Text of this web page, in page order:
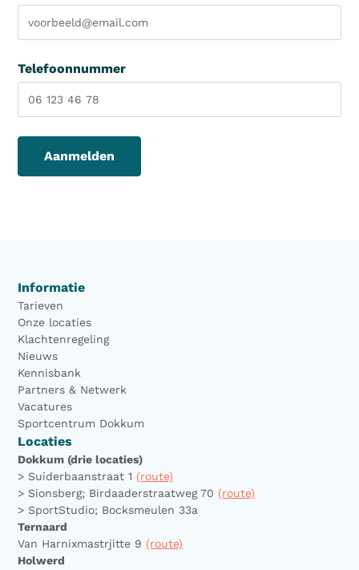
Telefoonnummer
Informatie
Tarieven
Onze locaties
Klachtenregeling
Nieuws
Kennisbank
Partners & Netwerk
Vacatures
Sportcentrum Dokkum
Locaties
Dokkum (drie locaties)
> Suiderbaanstraat 1 (route)
> Sionsberg; Birdaaderstraatweg 70 (route)
> SportStudio; Bocksmeulen 33a
Ternaard
Van Harnixmastrjitte 9 (route)
Holwerd